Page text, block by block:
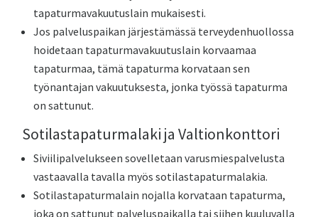
tapaturmavakuutuslain mukaisesti.
Jos palveluspaikan järjestämässä terveydenhuollossa
hoidetaan tapaturmavakuutuslain korvaamaa
tapaturmaa, tämä tapaturma korvataan sen
työnantajan vakuutuksesta, jonka työssä tapaturma
on sattunut.
Sotilastapaturmalaki ja Valtionkonttori
Siviilipalvelukseen sovelletaan varusmiespalvelusta
vastaavalla tavalla myös sotilastapaturmalakia.
Sotilastapaturmalain nojalla korvataan tapaturma,
joka on sattunut palveluspaikalla tai siihen kuuluvalla